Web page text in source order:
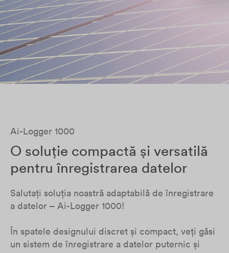
Ai-Logger 1000
O soluție compactă și versatilă
pentru înregistrarea datelor
Salutați soluția noastră adaptabilă de înregistrare
a datelor – Ai-Logger 1000!
În spatele designului discret și compact, veți găsi
un sistem de înregistrare a datelor puternic și